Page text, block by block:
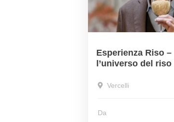
Esperienza Riso
l’universo del
Vercelli
Da